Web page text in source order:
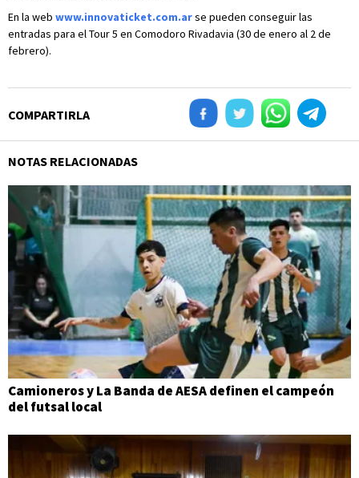
En la web www.innovaticket.com.arse pueden conseguir las
entradas para el Tour 5 en Comodoro Rivadavia (30 de enero al 2 de
febrero).
COMPARTIRLA
NOTAS RELACIONADAS
Camioneros y La Banda de AESA definen el campeón
del futsal local